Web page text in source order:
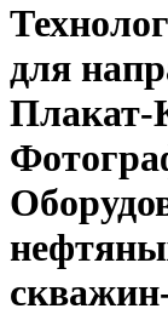
для
Плакат-